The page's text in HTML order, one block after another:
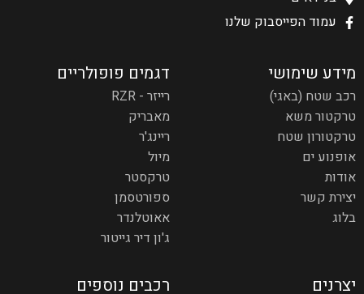
עמוד הפייסבוק שלנו
מידע שימושי
רכב שטח (באגי)
טרקטור משא
טרקטורון שטח
אופנוע ים
אודות
יצירת קשר
בלוג
דגמים פופולריים
רייזר - RZR
מאבריק
ריינג'ר
מיול
טרקסטר
ספורטסמן
אאוטלנדר
ג'ון דיר גייטור
יצרנים רכבים נוספים